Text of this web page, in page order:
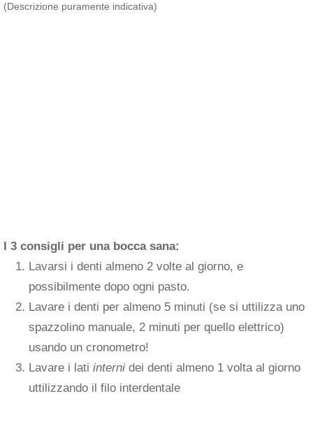
(Descrizione puramente indicativa)
I 3 consigli per una bocca sana:
Lavarsi i denti almeno 2 volte al giorno, e
possibilmente dopo ogni pasto.
Lavare i denti per almeno 5 minuti (se si uttilizza uno
spazzolino manuale, 2 minuti per quello elettrico)
usando un cronometro!
Lavare i lati interni dei denti almeno 1 volta al giorno
uttilizzando il filo interdentale